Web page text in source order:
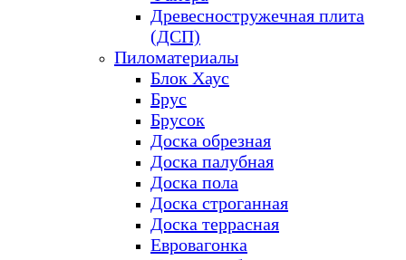
Древесностружечная плита
(ДСП)
Пиломатериалы
Блок Хаус
Брус
Брусок
Доска обрезная
Доска палубная
Доска пола
Доска строганная
Доска террасная
Евровагонка